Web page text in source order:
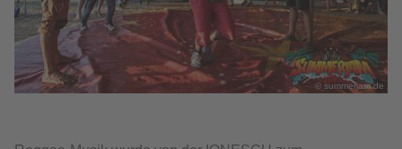
© summerjam.de